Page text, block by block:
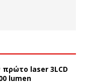
πρώτο laser 3LCD
lumen